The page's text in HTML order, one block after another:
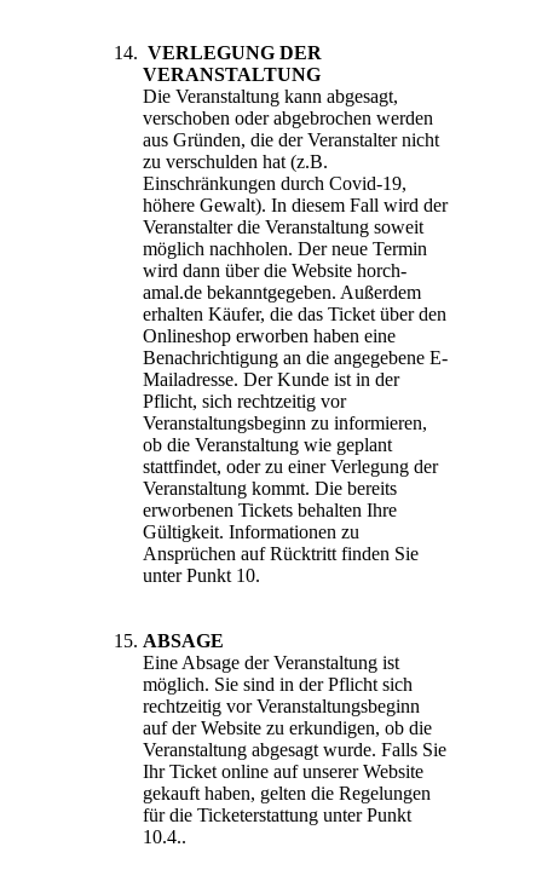
VERLEGUNG DER
VERANSTALTUNG
Die Veranstaltung kann abgesagt,
verschoben oder abgebrochen werden
aus Gründen, die der Veranstalter nicht
zu verschulden hat (z.B.
Einschränkungen durch Covid-19,
höhere Gewalt). In diesem Fall wird der
Veranstalter die Veranstaltung soweit
möglich nachholen. Der neue Termin
wird dann über die Website horch-
amal.de bekanntgegeben. Außerdem
erhalten Käufer, die das Ticket über den
Onlineshop erworben haben eine
Benachrichtigung an die angegebene E-
Mailadresse. Der Kunde ist in der
Pflicht, sich rechtzeitig vor
Veranstaltungsbeginn zu informieren,
ob die Veranstaltung wie geplant
stattfindet, oder zu einer Verlegung der
Veranstaltung kommt. Die bereits
erworbenen Tickets behalten Ihre
Gültigkeit. Informationen zu
Ansprüchen auf Rücktritt finden Sie
unter Punkt 10.
ABSAGE
Eine Absage der Veranstaltung ist
möglich. Sie sind in der Pflicht sich
rechtzeitig vor Veranstaltungsbeginn
auf der Website zu erkundigen, ob die
Veranstaltung abgesagt wurde. Falls Sie
Ihr Ticket online auf unserer Website
gekauft haben, gelten die Regelungen
für die Ticketerstattung unter Punkt
10.4..